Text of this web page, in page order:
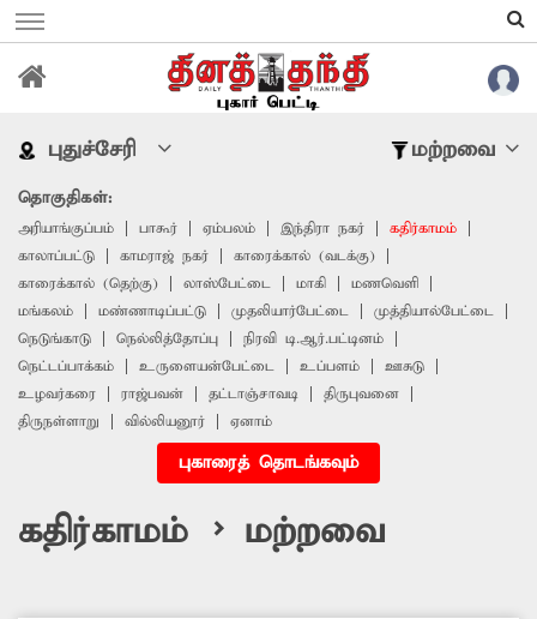
புதுச்சேரி மற்றவை
தொகுதிகள்:
அரியாங்குப்பம் பாகூர் ஏம்பலம் இந்திரா நகர்
கதிர்காமம்
காலாப்பட்டு
காமராஜ் நகர்
காரைக்கால் (வடக்கு)
காரைக்கால் (தெற்கு)
லாஸ்பேட்டை மாகி
மணவெளி
மங்கலம்
மண்ணாடிப்பட்டு முதலியார்பேட்டை
முத்தியால்பேட்டை
நெடுங்காடு
நெல்லித்தோப்பு
நிரவி டி.ஆர்.பட்டினம்
நெட்டப்பாக்கம்
உருளையன்பேட்டை உப்பளம்
ஊசுடு
உழவர்கரை
ராஜ்பவன் தட்டாஞ்சாவடி
திருபுவனை
திருநள்ளாறு
வில்லியனூர் ஏனாம்
புகாரைத் தொடங்கவும்
கதிர்காமம் > மற்றவை